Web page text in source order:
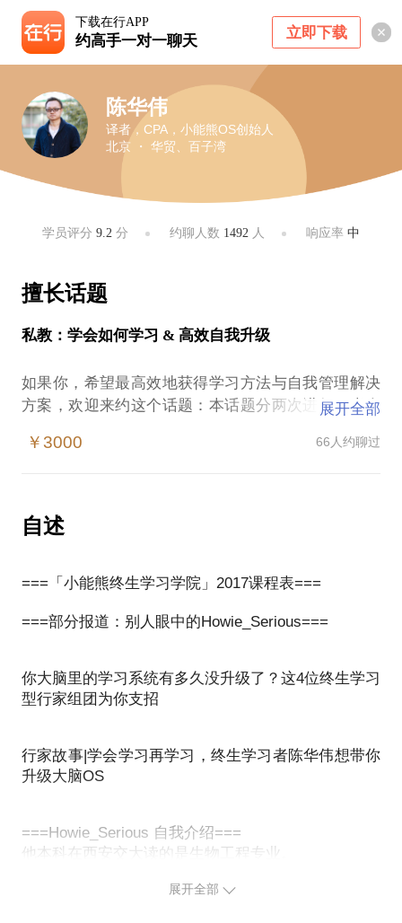
下载在行APP
约高手一对一聊天 立即下载
陈华伟
译者，CPA，小能熊OS创始人
北京 ・ 华贸、百子湾
学员评分 9.2 分 约聊人数 1492 人 响应率 中
擅长话题
私教：学会如何学习 & 高效自我升级
如果你，希望最高效地获得学习方法与自我管理解决
方案，欢迎来约这个话题：本话题分两次进行，半个
针对个人情况，在小能熊学习方法论的基础上为您定
的学习动机等靠要，不愿意「主动学习」，希望花钱
让别人来「教」自己不愿意付诸持续行动行动，在行
效，见奇效我希望通过这个话题，为你提供见效慢、
题：「我们为什么要学习？」「我们应该用什么样的
方法来学习？」======课程说明======如果你对学
活》结尾的一段思考。主人公聂赫留朵夫公爵在自我
救赎的道路上发现普通社会中真诚生活的劳动者，才
究，而不是浮皮潦草（引自在行编辑@K对我访谈文
章）。
托尔斯泰的原话是这样的： 「是啊，这可是一个截然
展开全部
￥3000 66人约聊过
自述
===「小能熊终生学习学院」2017课程表===
===部分报道：别人眼中的Howie_Serious===
你大脑里的学习系统有多久没升级了？这4位终生学习
型行家组团为你支招
行家故事|学会学习再学习，终生学习者陈华伟想带你
升级大脑OS
===Howie_Serious 自我介绍===
他本科在西安交大读的是生物工程专业。
毕业后却做了财经译者，服务彭博商业周刊和国内两
展开全部